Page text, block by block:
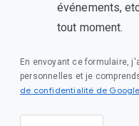
événements,
tout moment.
En envoyant ce formulaire,
personnelles et je
de confidentialité de